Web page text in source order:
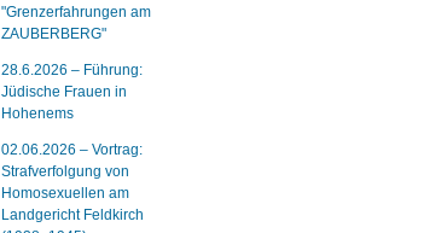
"Grenzerfahrungen am
ZAUBERBERG"
28.6.2026 – Führung:
Jüdische Frauen in
Hohenems
02.06.2026 – Vortrag:
Strafverfolgung von
Homosexuellen am
Landgericht Feldkirch